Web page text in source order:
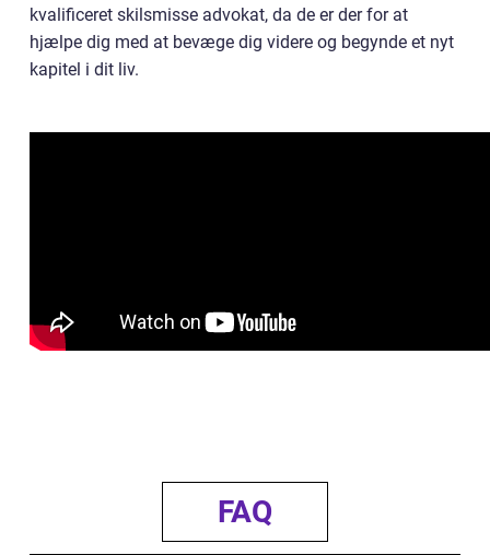
kvalificeret skilsmisse advokat, da de er der for at
hjælpe dig med at bevæge dig videre og begynde et nyt
kapitel i dit liv.
FAQ